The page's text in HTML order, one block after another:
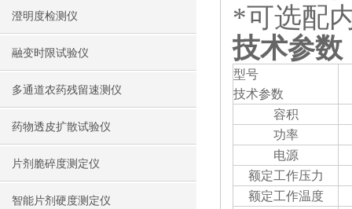
澄明度检测仪
融变时限试验仪
多通道农药残留速测仪
药物透皮扩散试验仪
片剂脆碎度测定仪
智能片剂硬度测定仪
*可选配
技术参数
型号
技术参数
容积
功率
电源
额定工作压力
额定工作温度